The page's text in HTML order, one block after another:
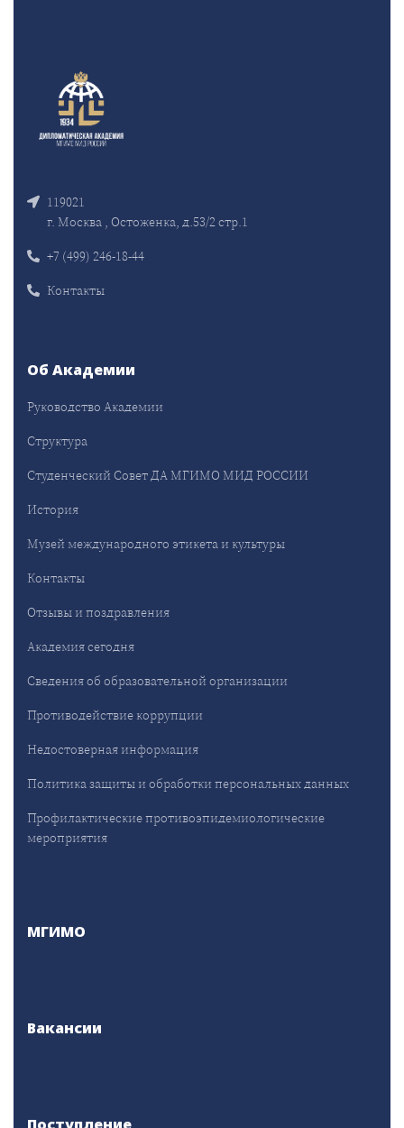
119021
г. Москва , Остоженка, д.53/2 стр.1
+7 (499) 246-18-44
Контакты
Об Академии
Руководство Академии
Структура
Студенческий Совет ДА МГИМО МИД РОССИИ
История
Музей международного этикета и культуры
Контакты
Отзывы и поздравления
Академия сегодня
Сведения об образовательной организации
Противодействие коррупции
Недостоверная информация
Политика защиты и обработки персональных данных
Профилактические противоэпидемиологические
мероприятия
МГИМО
Вакансии